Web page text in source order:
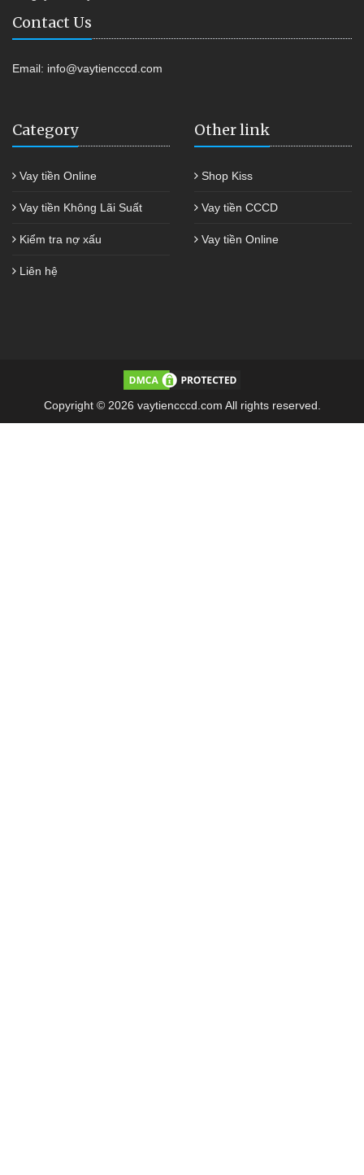
Contact Us
Email: info@vaytiencccd.com
Category
Vay tiền Online
Vay tiền Không Lãi Suất
Kiểm tra nợ xấu
Liên hệ
Other link
Shop Kiss
Vay tiền CCCD
Vay tiền Online
Copyright © 2026 vaytiencccd.com All rights reserved.